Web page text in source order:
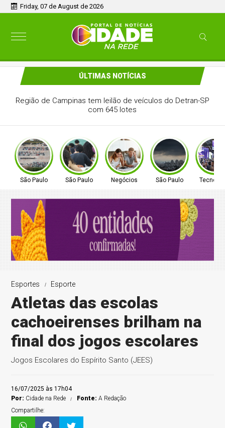
Friday, 07 de August de 2026
ÚLTIMAS NOTÍCIAS
Construção off-site requer maquinário específico
São Paulo São Paulo Negócios São Paulo
Esportes Esporte
Atletas das escolas
cachoeirenses brilham na
final dos jogos escolares
Jogos Escolares do Espírito Santo (JEES)
16/07/2025 às 17h04
Por: Cidade na Rede Fonte:A Redação
Compartilhe: